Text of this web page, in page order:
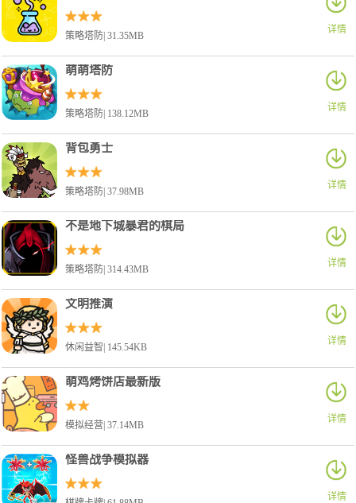
详情
策略塔防| 31.35MB
详情
萌萌塔防
策略塔防| 138.12MB
详情
背包勇士
策略塔防| 37.98MB
详情
不是地下城暴君的棋局
策略塔防| 314.43MB
详情
文明推演
休闲益智| 145.54KB
详情
萌鸡烤饼店最新版
模拟经营| 37.14MB
详情
怪兽战争模拟器